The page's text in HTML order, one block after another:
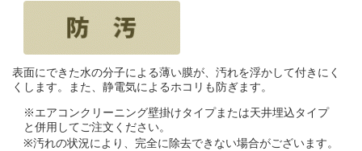
表面にできた水の分子による薄い膜が、汚れを浮かして付きにく
くします。また、静電気によるホコリも防ぎます。
※エアコンクリーニング壁掛けタイプまたは天井埋込タイプ
と併用してご注文ください。
※汚れの状況により、完全に除去できない場合がございます。